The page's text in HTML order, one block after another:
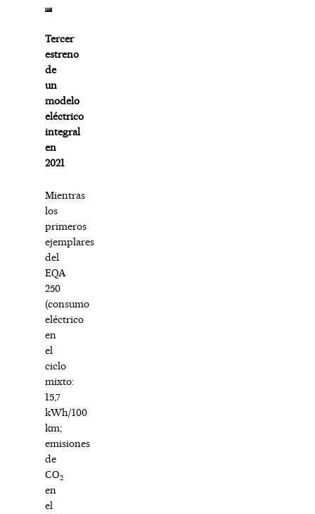
Tercer
estreno
de
un
modelo
eléctrico
integral
en
2021
Mientras
los
primeros
ejemplares
del
EQA
250
(consumo
eléctrico
en
el
ciclo
mixto:
15,7
kWh/100
km;
emisiones
de
CO2
en
el